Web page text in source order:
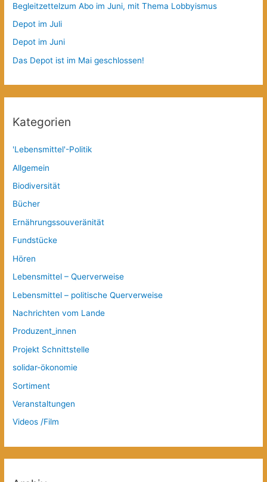
Begleitzettelzum Abo im Juni, mit Thema Lobbyismus
Depot im Juli
Depot im Juni
Das Depot ist im Mai geschlossen!
Kategorien
'Lebensmittel'-Politik
Allgemein
Biodiversität
Bücher
Ernährungssouveränität
Fundstücke
Hören
Lebensmittel – Querverweise
Lebensmittel – politische Querverweise
Nachrichten vom Lande
Produzent_innen
Projekt Schnittstelle
solidar-ökonomie
Sortiment
Veranstaltungen
Videos /Film